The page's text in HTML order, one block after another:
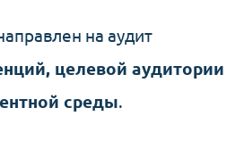
на аудит
целевой аудитории
среды.